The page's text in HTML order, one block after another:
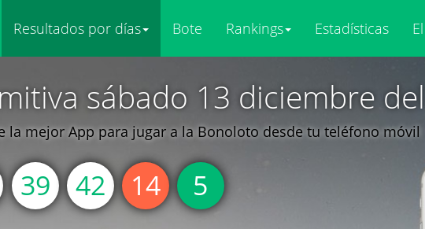
Resultados por días Bote Rankings Estadísticas
sábado 13 diciembre
la mejor App para jugar a la Bonoloto desde tu teléfono móvil
39 42 14
5